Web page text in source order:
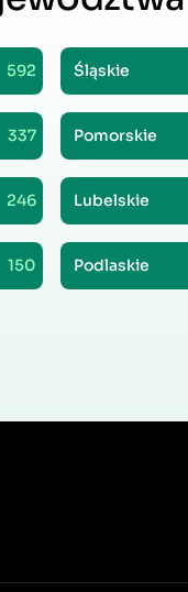
592 Śląskie
337 Pomorskie
246 Lubelskie
150 Podlaskie